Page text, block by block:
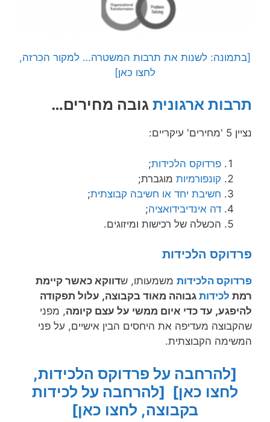
[בתמונה: לשנות את תרבות המשטרה… למקור הכרזה,
לחצו כאן]
תרבות ארגונית גובה מחירים…
נציין 5 'מחירים' עיקריים:
פרדוקס הלכידות;
קונפורמיות מוגברת;
חשיבת יחד או חשיבה קבוצתית;
דה אינדיבידואציה;
הכשלה של רכישות ומיזוגים.
פרדוקס הלכידות
פרדוקס הלכידות משמעותו, שדווקא כאשר קיימת
רמת לכידות גבוהה מאוד בקבוצה, עלול תפקודה
להיפגע, עד כדי איום ממשי על עצם קיומה, מפני
שהקבוצה מעדיפה את היחסים הבין אישיים, על פני
המשימה הקבוצתית.
[להרחבה על פרדוקס הלכידות,
לחצו כאן] [להרחבה על לכידות
בקבוצה, לחצו כאן]